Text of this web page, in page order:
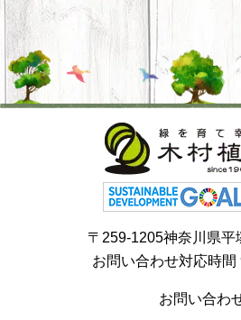
〒259-1205神奈川県平
お問い合わせ対応時間
お問い合わ